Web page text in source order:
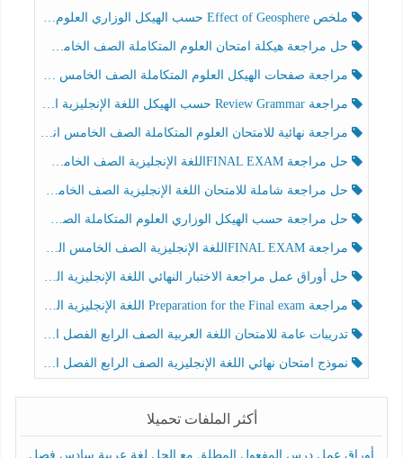
ملخص Effect of Geosphere حسب الهيكل الوزاري العلوم المتكاملة الصف الخامس انسبير الفصل الثالث
حل مراجعة هيكلة امتحان العلوم المتكاملة الصف الخامس عام الفصل الثالث
مراجعة صفحات الهيكل العلوم المتكاملة الصف الخامس انسبير الفصل الثالث
مراجعة Review Grammar حسب الهيكل اللغة الإنجليزية الصف الخامس الفصل الثالث
مراجعة نهائية للامتحان العلوم المتكاملة الصف الخامس انسبير الفصل الثالث
حل مراجعة FINAL EXAMاللغة الإنجليزية الصف الخامس الفصل الثالث
حل مراجعة شاملة للامتحان اللغة الإنجليزية الصف الخامس الفصل الثالث
حل مراجعة حسب الهيكل الوزاري العلوم المتكاملة الصف الخامس عام الفصل الثالث
مراجعة FINAL EXAMاللغة الإنجليزية الصف الخامس الفصل الثالث
حل أوراق عمل مراجعة الاختبار النهائي اللغة الإنجليزية الصف الرابع الفصل الثالث
مراجعة Preparation for the Final exam اللغة الإنجليزية الصف الرابع الفصل الثالث
تدريبات عامة للامتحان اللغة العربية الصف الرابع الفصل الثالث
نموذج امتحان نهائي اللغة الإنجليزية الصف الرابع الفصل الثالث
أكثر الملفات تحميلا
أوراق عمل درس المفعول المطلق مع الحل لغة عربية سادس فصل